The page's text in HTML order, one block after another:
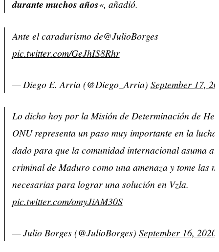
durante muchos años«, añadió.
Ante el caradurismo de@JulioBorges
pic.twitter.com/GeJhIS8Rhr
— Diego E. Arria (@Diego_Arria) September 17,
Lo dicho hoy por la Misión de Determinación de
ONU representa un paso muy importante en la lucha
dado para que la comunidad internacional asuma al
criminal de Maduro como una amenaza y tome las
necesarias para lograr una solución en Vzla.
pic.twitter.com/omyJiAM30S
— Julio Borges (@JulioBorges) September 16, 2020